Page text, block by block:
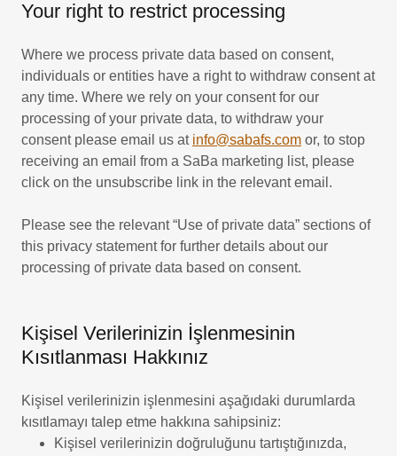
Your right to restrict processing
Where we process private data based on consent,
individuals or entities have a right to withdraw consent at
any time. Where we rely on your consent for our
processing of your private data, to withdraw your
consent please email us at info@sabafs.com or, to stop
receiving an email from a SaBa marketing list, please
click on the unsubscribe link in the relevant email.
Please see the relevant “Use of private data” sections of
this privacy statement for further details about our
processing of private data based on consent.
Kişisel Verilerinizin İşlenmesinin
Kısıtlanması Hakkınız
Kişisel verilerinizin işlenmesini aşağıdaki durumlarda
kısıtlamayı talep etme hakkına sahipsiniz:
Kişisel verilerinizin doğruluğunu tartıştığınızda,